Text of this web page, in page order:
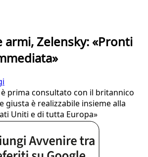
armi, Zelensky: «Pronti
prima consultato con il britannico
giusta è realizzabile insieme alla
Uniti e di tutta Europa»